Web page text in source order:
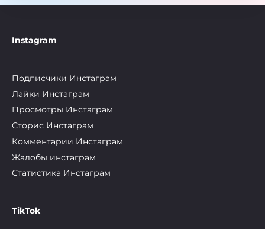
Instagram
Подписчики Инстаграм
Лайки Инстаграм
Просмотры Инстаграм
Сторис Инстаграм
Комментарии Инстаграм
Жалобы инстаграм
Статистика Инстаграм
TikTok